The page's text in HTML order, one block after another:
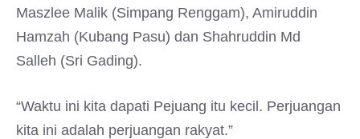
Maszlee Malik (Simpang Renggam), Amiruddin
Hamzah (Kubang Pasu) dan Shahruddin Md
Salleh (Sri Gading).
“Waktu ini kita dapati Pejuang itu kecil. Perjuangan
kita ini adalah perjuangan rakyat.”